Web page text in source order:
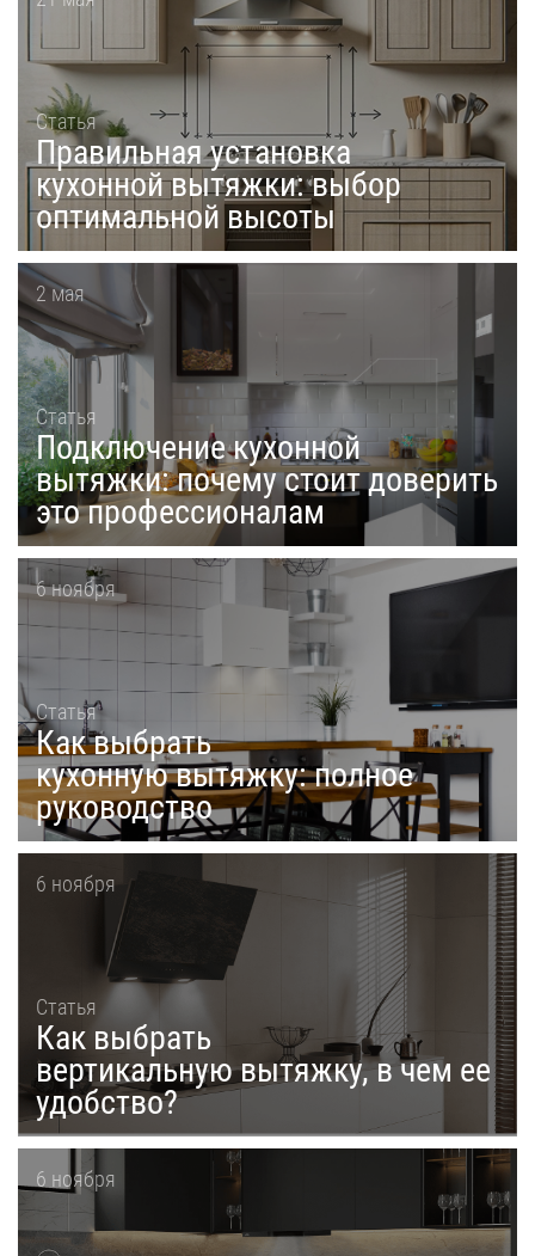
Статья
Правильная установка
кухонной вытяжки: выбор
оптимальной высоты
2 мая
Статья
Подключение кухонной
вытяжки: почему стоит доверить
это профессионалам
6 ноября
Статья
Как выбрать
кухонную вытяжку: полное
руководство
6 ноября
Статья
Как выбрать
вертикальную вытяжку, в чем ее
удобство?
6 ноября